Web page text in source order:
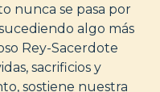
nunca se pasa por
algo más
Rey-Sacerdote
sacrificios y
sostiene nuestra